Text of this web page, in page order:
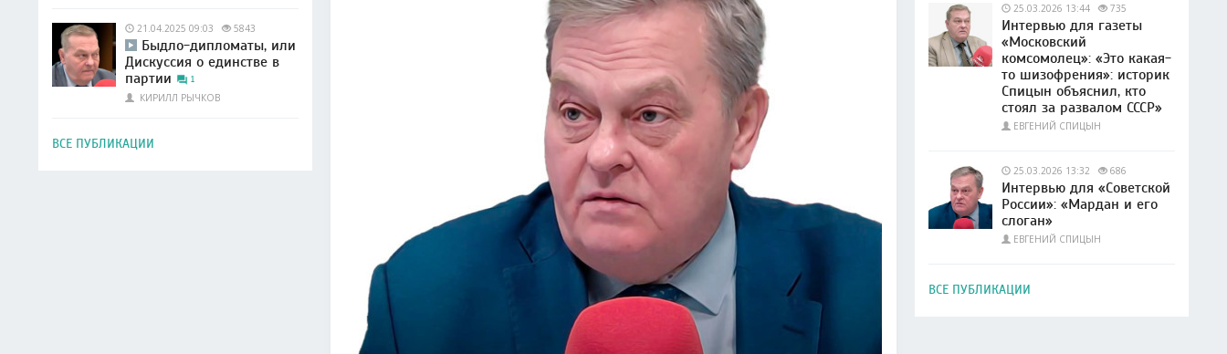
21.04.2025 09:03 5843
Быдло-дипломаты, или
Дискуссия о единстве в
партии
1
КИРИЛЛ РЫЧКОВ
ВСЕ ПУБЛИКАЦИИ
25.03.2026 13:44 735
Интервью для газеты
«Московский
комсомолец»: «Это какая-
то шизофрения»: историк
Спицын объяснил, кто
стоял за развалом СССР»
ЕВГЕНИЙ СПИЦЫН
25.03.2026 13:32 686
Интервью для «Советской
России»: «Мардан и его
слоган»
ЕВГЕНИЙ СПИЦЫН
ВСЕ ПУБЛИКАЦИИ